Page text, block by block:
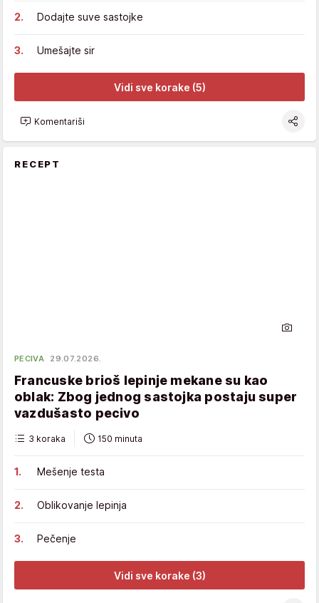
Dodajte suve sastojke
Umešajte sir
Vidi sve korake (5)
Komentariši
RECEPT
PECIVA 29.07.2026.
Francuske brioš lepinje mekane su kao
oblak: Zbog jednog sastojka postaju super
vazdušasto pecivo
3 koraka 150 minuta
Mešenje testa
Oblikovanje lepinja
Pečenje
Vidi sve korake (3)